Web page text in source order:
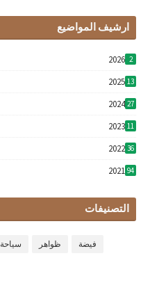
ارشيف المواضيع
2026 2
2025 13
2024 27
2023 11
2022 36
2021 94
التصنيفات
سياحة ظواهر فيضة